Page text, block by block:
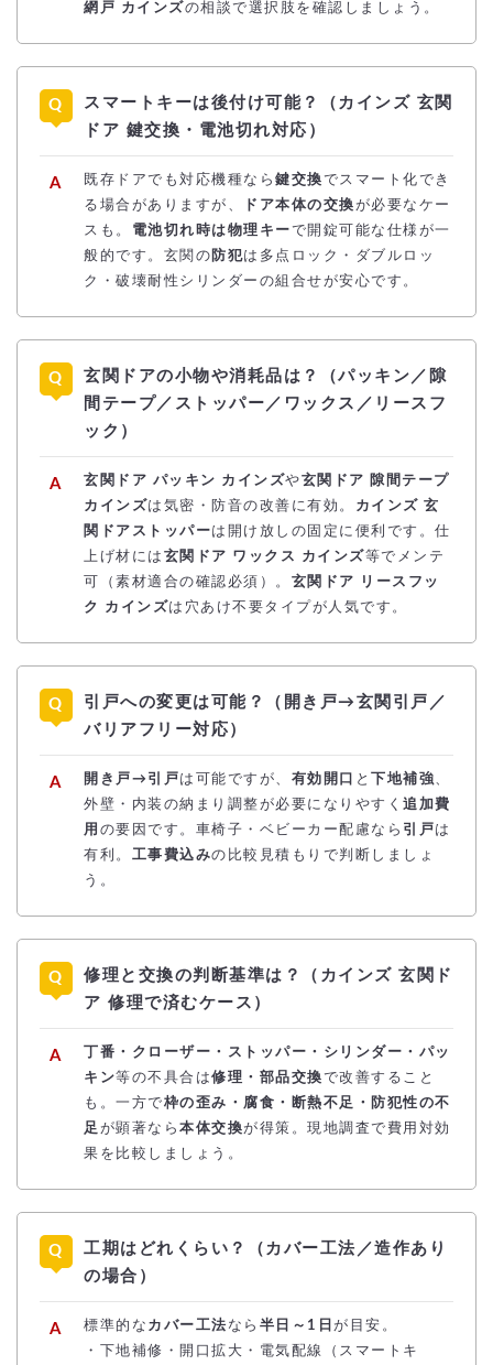
網戸 カインズ の相談で選択肢を確認しましょう。
スマートキーは後付け可能？（カインズ 玄関
ドア 鍵交換・電池切れ対応）
既存ドアでも対応機種なら 鍵交換でスマート化でき
る場合がありますが、
ドア本体の交換が必要なケー
スも。
電池切れ時は物理キーで開錠可能な仕様が一
般的です。玄関の 防犯は多点ロック・ダブルロッ
ク・破壊耐性シリンダーの組合せが安心です。
玄関ドアの小物や消耗品は？（パッキン／隙
間テープ／ストッパー／ワックス／リースフ
ック）
玄関ドア パッキン カインズや玄関ドア 隙間テープ
カインズ は気密・防音の改善に有効。
カインズ 玄
関ドアストッパーは開け放しの固定に便利です。仕
上げ材には 玄関ドア ワックス カインズ 等でメンテ
可（素材適合の確認必須）。 玄関ドア リースフッ
ク カインズ は穴あけ不要タイプが人気です。
引戸への変更は可能？（開き戸→玄関引戸／
バリアフリー対応）
開き戸→引戸 は可能ですが、 有効開口 と 下地補強、
外壁・内装の納まり調整が必要になりやすく 追加費
用 の要因です。車椅子・ベビーカー配慮なら 引戸 は
有利。 工事費込みの比較見積もりで判断しましょ
う。
修理と交換の判断基準は？（カインズ 玄関ド
ア 修理で済むケース）
丁番・クローザー・ストッパー・シリンダー・パッ
キン等の不具合は修理・部品交換で改善すること
も。一方で枠の歪み・腐食・断熱不足・防犯性の不
足が顕著なら 本体交換が得策。現地調査で費用対効
果を比較しましょう。
工期はどれくらい？（カバー工法／造作あり
の場合）
標準的な カバー工法 なら 半日～1日 が目安。
・下地補修・開口拡大・電気配線（スマートキ